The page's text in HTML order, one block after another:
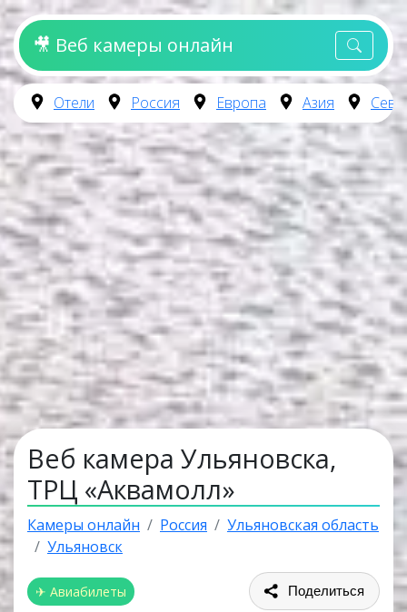
🎥 Веб камеры онлайн
Отели Россия Европа Азия
Веб камера Ульяновска,
ТРЦ «Аквамолл»
Камеры онлайн Россия
Ульяновская область
Ульяновск
✈ Авиабилеты Поделиться